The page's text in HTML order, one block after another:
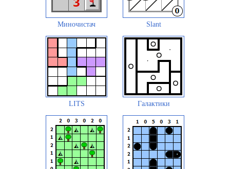
Миночистач Slant
LITS Галактики